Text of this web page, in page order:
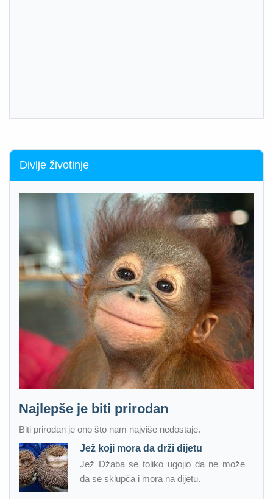
Divlje životinje
Najlepše je biti prirodan
Biti prirodan je ono što nam najviše nedostaje.
Jež koji mora da drži dijetu
Jež Džaba se toliko ugojio da ne može
da se sklupča i mora na dijetu.